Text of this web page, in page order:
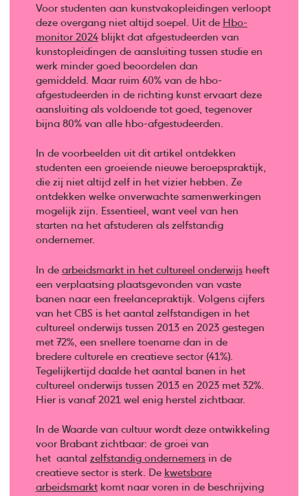
Voor studenten aan kunstvakopleidingen verloopt
deze overgang niet altijd soepel. Uit de Hbo-
monitor 2024blijkt dat afgestudeerden van
kunstopleidingen de aansluiting tussen studie en
werk minder goed beoordelen dan
gemiddeld. Maar ruim 60% van de hbo-
afgestudeerden in de richting kunst ervaart deze
aansluiting als voldoende tot goed, tegenover
bijna 80% van alle hbo-afgestudeerden.
In de voorbeelden uit dit artikel ontdekken
studenten een groeiende nieuwe beroepspraktijk,
die zij niet altijd zelf in het vizier hebben. Ze
ontdekken welke onverwachte samenwerkingen
mogelijk zijn. Essentieel, want veel van hen
starten na het afstuderen als zelfstandig
ondernemer.
In de arbeidsmarkt in het cultureel onderwijsheeft
een verplaatsing plaatsgevonden van vaste
banen naar een freelancepraktijk. Volgens cijfers
van het CBS is het aantal zelfstandigen in het
cultureel onderwijs tussen 2013 en 2023 gestegen
met 72%, een snellere toename dan in de
bredere culturele en creatieve sector (41%).
Tegelijkertijd daalde het aantal banen in het
cultureel onderwijs tussen 2013 en 2023 met 32%.
Hier is vanaf 2021 wel enig herstel zichtbaar.
In de Waarde van cultuur wordt deze ontwikkeling
voor Brabant zichtbaar: de groei van
het aantal zelfstandig ondernemersin de
creatieve sector is sterk. De kwetsbare
arbeidsmarktkomt naar voren in de beschrijving